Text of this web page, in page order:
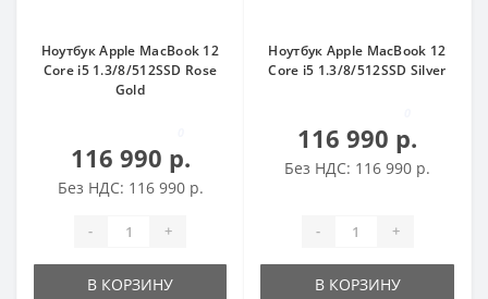
Ноутбук Apple MacBook 12
Core i5 1.3/8/512SSD Rose
Gold
116 990 р.
Без НДС: 116 990 р.
- +
В КОРЗИНУ
Ноутбук Apple MacBook 12
Core i5 1.3/8/512SSD Silver
116 990 р.
Без НДС: 116 990 р.
- +
В КОРЗИНУ